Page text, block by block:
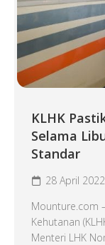
KLHK
Selama
Standar
28 April
Mounture.com
Kehutanan
Menteri LHK